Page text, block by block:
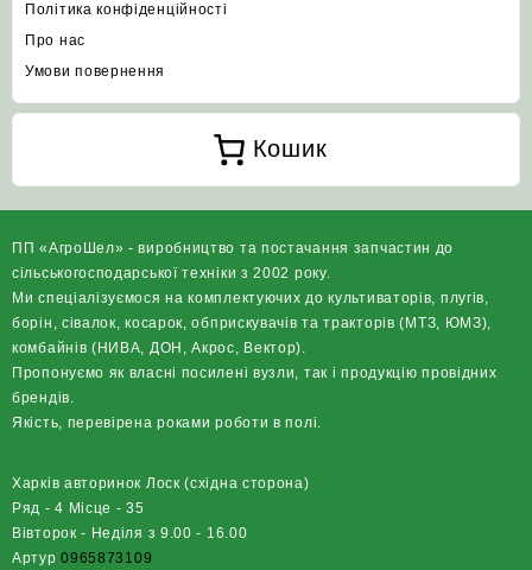
Політика конфіденційності
Про нас
Умови повернення
Кошик
ПП «АгроШел» - виробництво та постачання запчастин до
сільськогосподарської техніки з 2002 року.
Ми спеціалізуємося на комплектуючих до культиваторів, плугів,
борін, сівалок, косарок, обприскувачів та тракторів (МТЗ, ЮМЗ),
комбайнів (НИВА, ДОН, Акрос, Вектор).
Пропонуємо як власні посилені вузли, так і продукцію провідних
брендів.
Якість, перевірена роками роботи в полі.
Харків авторинок Лоск (східна сторона)
Ряд - 4 Місце - 35
Вівторок - Неділя з 9.00 - 16.00
Артур0965873109